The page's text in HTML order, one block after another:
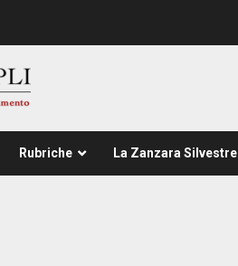
Rubriche La Zanzara Silvestre